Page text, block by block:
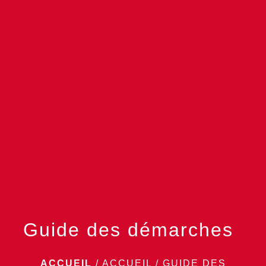
Guide des démarches
ACCUEIL / ACCUEIL / GUIDE DES